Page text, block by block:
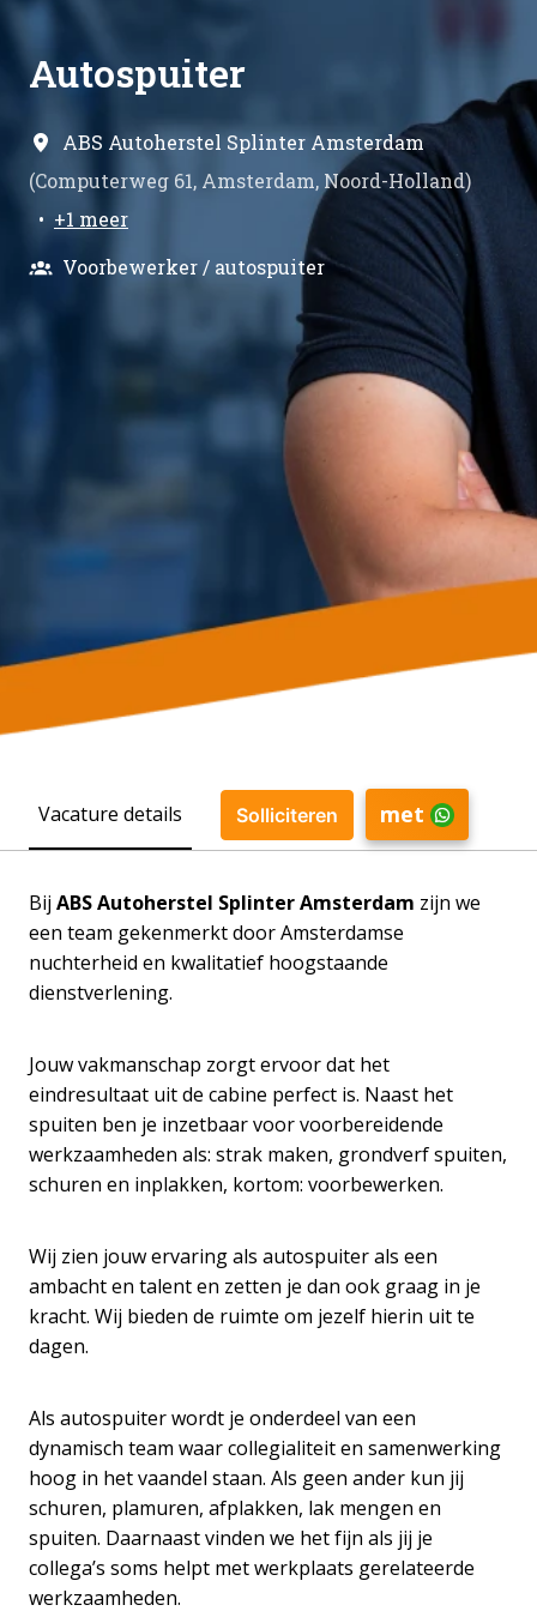
Autospuiter
ABS Autoherstel Splinter Amsterdam
(Computerweg 61, Amsterdam, Noord-Holland)
• +1 meer
Voorbewerker / autospuiter
Vacature details Solliciteren met
Bij ABS Autoherstel Splinter Amsterdam zijn we
een team gekenmerkt door Amsterdamse
nuchterheid en kwalitatief hoogstaande
dienstverlening.
Jouw vakmanschap zorgt ervoor dat het
eindresultaat uit de cabine perfect is. Naast het
spuiten ben je inzetbaar voor voorbereidende
werkzaamheden als: strak maken, grondverf spuiten,
schuren en inplakken, kortom: voorbewerken.
Wij zien jouw ervaring als autospuiter als een
ambacht en talent en zetten je dan ook graag in je
kracht. Wij bieden de ruimte om jezelf hierin uit te
dagen.
Als autospuiter wordt je onderdeel van een
dynamisch team waar collegialiteit en samenwerking
hoog in het vaandel staan. Als geen ander kun jij
schuren, plamuren, afplakken, lak mengen en
spuiten. Daarnaast vinden we het fijn als jij je
collega’s soms helpt met werkplaats gerelateerde
werkzaamheden.